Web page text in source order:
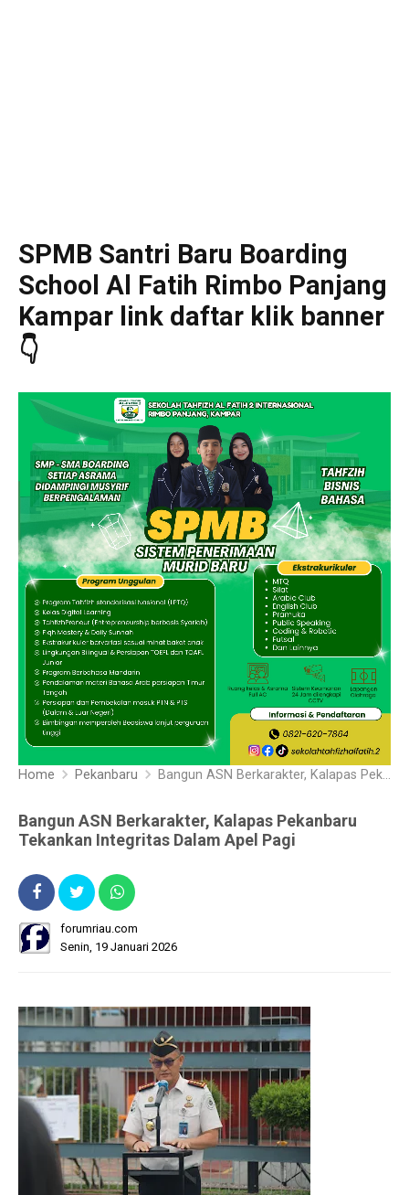
SPMB Santri Baru Boarding
School Al Fatih Rimbo Panjang
Kampar link daftar klik banner
👇
Home Pekanbaru Bangun ASN Berkarakter, Kalapas Pekanbaru Tekankan Integritas Dalam Apel Pagi
Bangun ASN Berkarakter, Kalapas Pekanbaru
Tekankan Integritas Dalam Apel Pagi
forumriau.com
Senin, 19 Januari 2026